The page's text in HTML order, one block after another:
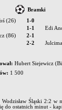
Bramki
(26)
1-0
1-1
Edi
(86)
2-1
2-2
Hubert Siejewicz
1 500
Śląski 2:2
do ostatnich minut -